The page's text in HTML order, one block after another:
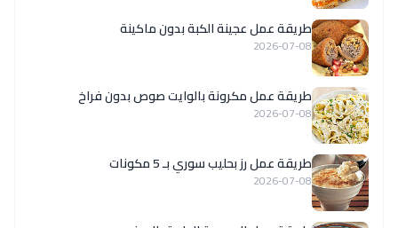
طريقة عمل عجينة الكبة بدون ماكينة
2026-07-08
طريقة عمل مكرونة بالوايت صوص بدون فراخ
2026-07-08
طريقة عمل رز بحليب سوري بـ 5 مكونات
2026-07-08